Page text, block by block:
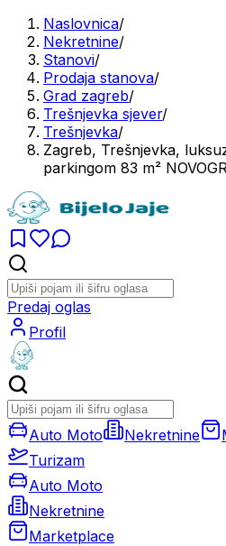
Naslovnica/
Nekretnine/
Stanovi/
Prodaja stanova/
Grad zagreb/
Trešnjevka sjever/
Trešnjevka/
Zagreb, Trešnjevka,
parkingom 83 m²
Predaj oglas
Profil
Auto Moto Nekretnine
Turizam
Auto Moto
Nekretnine
Marketplace